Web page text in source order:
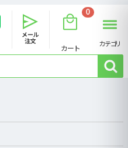
メール
注文
カート
0
カテゴリ